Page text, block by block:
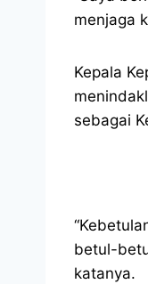
menjaga
Kepala
sebagai
betul-
katanya.